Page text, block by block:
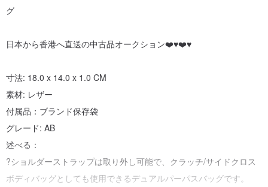
グ
日本から香港へ直送の中古品オークション❤️♥️❤️♥️
寸法: 18.0 x 14.0 x 1.0 CM
素材: レザー
付属品：ブランド保存袋
グレード: AB
述べる：
?ショルダーストラップは取り外し可能で、クラッチ/サイドクロス
ボディバッグとしても使用できるデュアルパーパスバッグです。